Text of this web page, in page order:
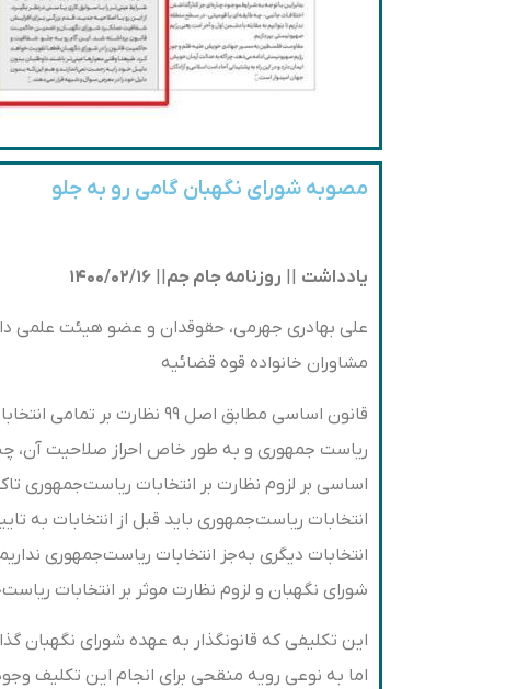
مصوبه شورای نگهبان گامی رو به جلو
یادداشت روزنامه جام جم ۱۴۰۰/۰۲/۱۶
علی بهادری جهرمی، حقوقدان و عضو هیئت علمی
مشاوران خانواده قوه قضائیه
قانون اساسی مطابق اصل ۹۹
انتخابات ریاست‌جمهوری باید قبل از انتخابات به
انتخابات دیگری به‌جز انتخابات ریاست‌جمهوری
شورای نگهبان و لزوم نظارت موثر بر انتخابات
این تکلیفی که قانونگذار به عهده شورای نگهبان
اما به نوعی رویه منقحی برای انجام این تکلیف